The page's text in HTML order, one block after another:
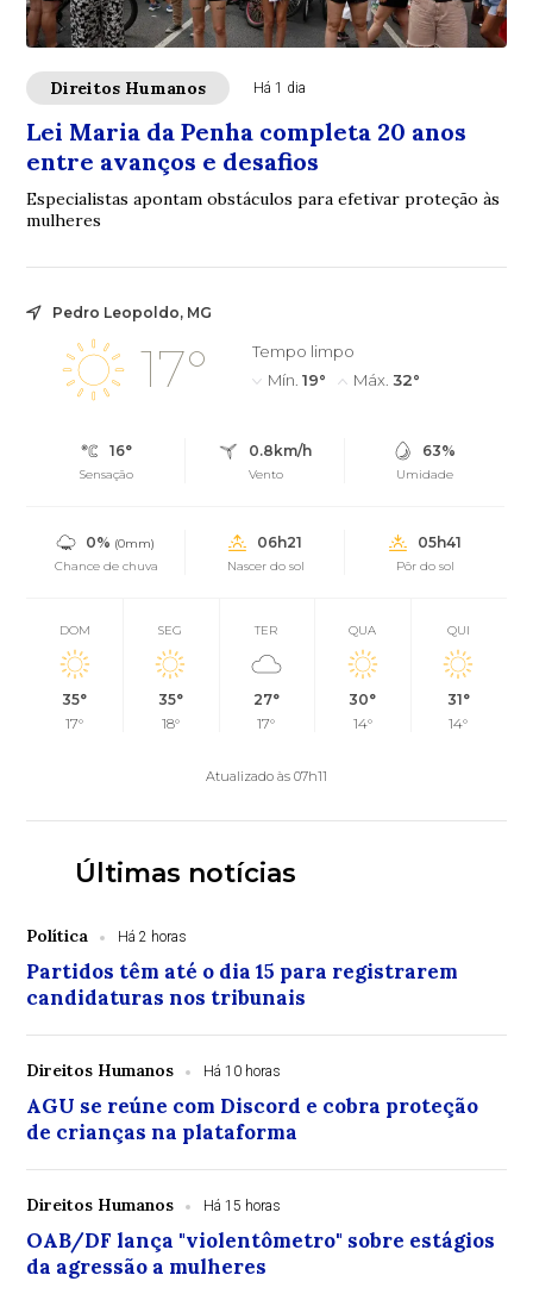
Direitos Humanos Há 1 dia
Lei Maria da Penha completa 20 anos
entre avanços e desafios
Especialistas apontam obstáculos para efetivar proteção às
mulheres
Pedro Leopoldo, MG
17°
Tempo limpo
Mín. 19° Máx. 32°
16°
Sensação
0.8km/h
Vento
63%
Umidade
0% (0mm)
Chance de chuva
06h21
Nascer do sol
05h41
Pôr do sol
DOM
35°
17°
SEG
35°
18°
TER
27°
17°
QUA
30°
14°
QUI
31°
14°
Atualizado às 07h11
Últimas notícias
Política Há 2 horas
Partidos têm até o dia 15 para registrarem
candidaturas nos tribunais
Direitos Humanos Há 10 horas
AGU se reúne com Discord e cobra proteção
de crianças na plataforma
Direitos Humanos Há 15 horas
OAB/DF lança "violentômetro" sobre estágios
da agressão a mulheres